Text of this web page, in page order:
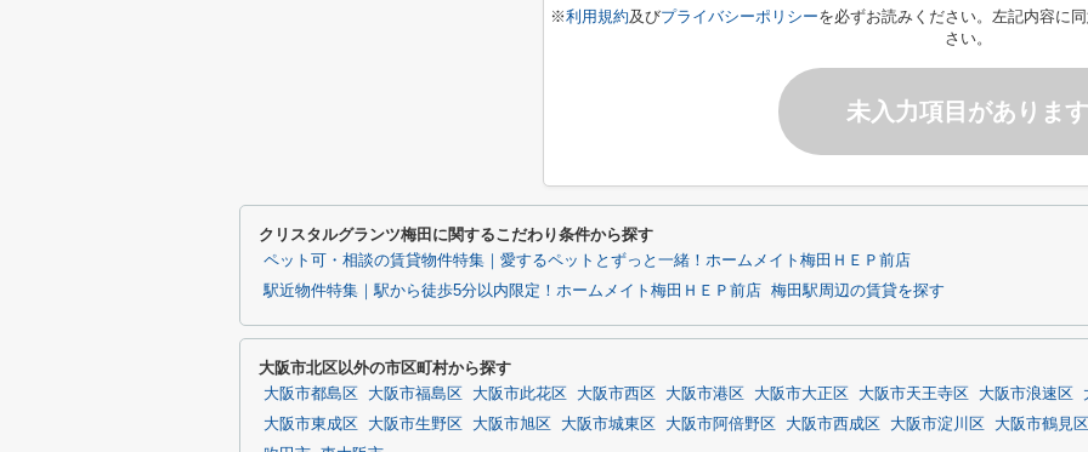
※利用規約及びプライバシーポリシーを必ずお読みください。左記内容に
さい。
未入力項目があります
クリスタルグランツ梅田に関するこだわり条件から探す
ペット可・相談の賃貸物件特集｜愛するペットとずっと一緒！ホームメイト梅田ＨＥＰ前店
駅近物件特集｜駅から徒歩5分以内限定！ホームメイト梅田ＨＥＰ前店
梅田駅周辺の賃貸を探す
大阪市北区以外の市区町村から探す
大阪市都島区 大阪市福島区 大阪市此花区 大阪市西区 大阪市港区 大阪市大正区 大阪市天王寺区 大阪市浪速区
大阪市東成区
大阪市生野区 大阪市旭区 大阪市城東区 大阪市阿倍野区 大阪市西成区 大阪市淀川区
大阪市鶴見区